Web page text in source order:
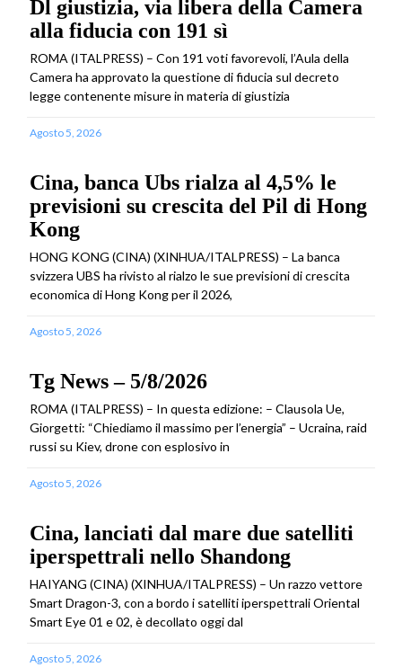
Dl giustizia, via libera della Camera
alla fiducia con 191 sì
ROMA (ITALPRESS) – Con 191 voti favorevoli, l’Aula della
Camera ha approvato la questione di fiducia sul decreto
legge contenente misure in materia di giustizia
Agosto 5, 2026
Cina, banca Ubs rialza al 4,5% le
previsioni su crescita del Pil di Hong
Kong
HONG KONG (CINA) (XINHUA/ITALPRESS) – La banca
svizzera UBS ha rivisto al rialzo le sue previsioni di crescita
economica di Hong Kong per il 2026,
Agosto 5, 2026
Tg News – 5/8/2026
ROMA (ITALPRESS) – In questa edizione: – Clausola Ue,
Giorgetti: “Chiediamo il massimo per l’energia” – Ucraina, raid
russi su Kiev, drone con esplosivo in
Agosto 5, 2026
Cina, lanciati dal mare due satelliti
iperspettrali nello Shandong
HAIYANG (CINA) (XINHUA/ITALPRESS) – Un razzo vettore
Smart Dragon-3, con a bordo i satelliti iperspettrali Oriental
Smart Eye 01 e 02, è decollato oggi dal
Agosto 5, 2026